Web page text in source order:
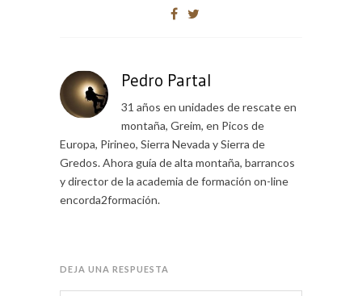
Pedro Partal
31 años en unidades de rescate en
montaña, Greim, en Picos de
Europa, Pirineo, Sierra Nevada y Sierra de
Gredos. Ahora guía de alta montaña, barrancos
y director de la academia de formación on-line
encorda2formación.
DEJA UNA RESPUESTA